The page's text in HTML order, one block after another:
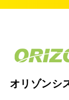
オリゾンシ